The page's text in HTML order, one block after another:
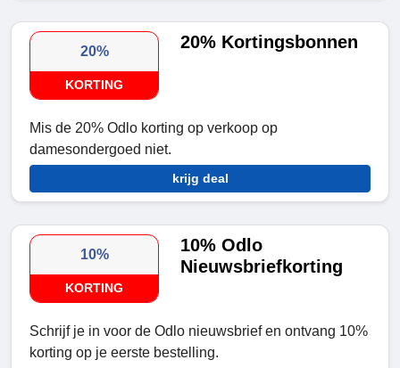
20%
KORTING
20% Kortingsbonnen
Mis de 20% Odlo korting op verkoop op
damesondergoed niet.
krijg deal
10%
KORTING
10% Odlo
Nieuwsbriefkorting
Schrijf je in voor de Odlo nieuwsbrief en ontvang 10%
korting op je eerste bestelling.